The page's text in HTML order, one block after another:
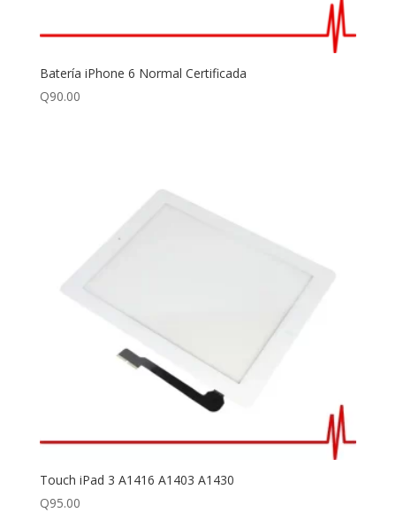
Batería iPhone 6 Normal Certificada
Q90.00
Touch iPad 3 A1416 A1403 A1430
Q95.00